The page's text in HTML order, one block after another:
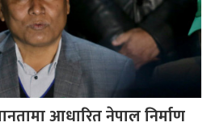
आधारित नेपाल निर्माण